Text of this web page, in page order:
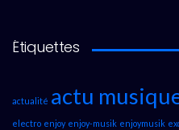
Étiquettes
actualité actu
electro enjoy enjoy-musik enjoymusik